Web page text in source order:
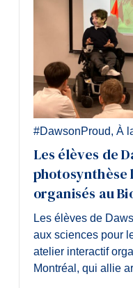
#DawsonProud, À
Les élèves de
organisés au
Les élèves de
aux sciences pour
atelier interactif
Montréal, qui allie